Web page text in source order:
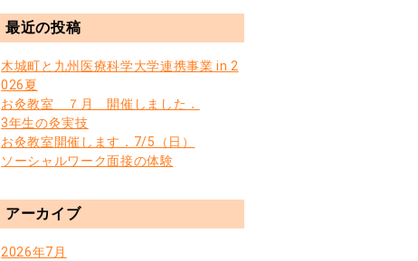
最近の投稿
木城町と九州医療科学大学連携事業 in 2
026夏
お灸教室 ７月 開催しました．
3年生の灸実技
お灸教室開催します．7/5（日）
ソーシャルワーク面接の体験
アーカイブ
2026年7月